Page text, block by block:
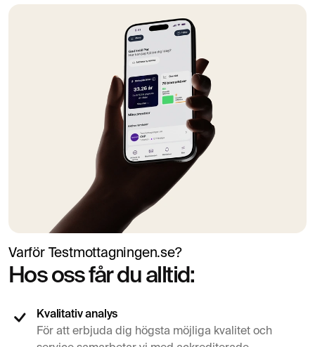
Varför Testmottagningen.se?
Hos oss får du alltid:
Kvalitativ analys
För att erbjuda dig högsta möjliga kvalitet och